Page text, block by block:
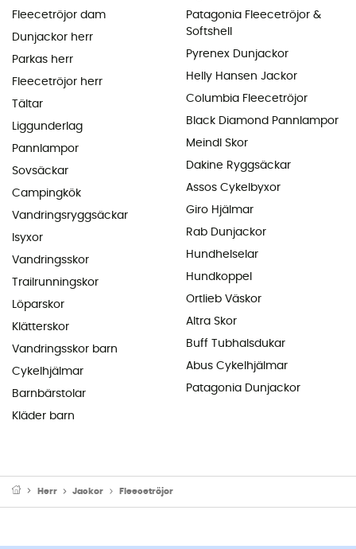
Fleecetröjor dam
Dunjackor herr
Parkas herr
Fleecetröjor herr
Tältar
Liggunderlag
Pannlampor
Sovsäckar
Campingkök
Vandringsryggsäckar
Isyxor
Vandringsskor
Trailrunningskor
Löparskor
Klätterskor
Vandringsskor barn
Cykelhjälmar
Barnbärstolar
Kläder barn
Patagonia Fleecetröjor &
Softshell
Pyrenex Dunjackor
Helly Hansen Jackor
Columbia Fleecetröjor
Black Diamond Pannlampor
Meindl Skor
Dakine Ryggsäckar
Assos Cykelbyxor
Giro Hjälmar
Rab Dunjackor
Hundhelselar
Hundkoppel
Ortlieb Väskor
Altra Skor
Buff Tubhalsdukar
Abus Cykelhjälmar
Patagonia Dunjackor
Herr Jackor Fleecetröjor